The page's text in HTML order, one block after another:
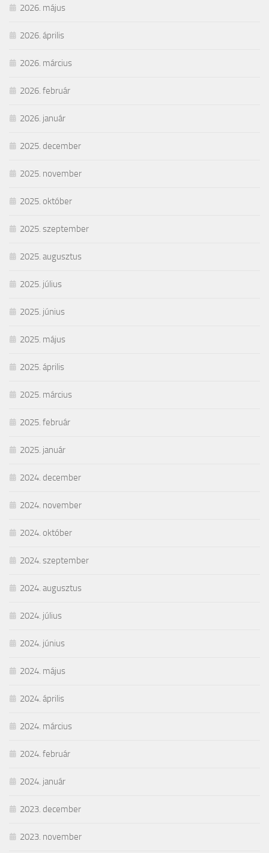
2026. május
2026. április
2026. március
2026. február
2026. január
2025. december
2025. november
2025. október
2025. szeptember
2025. augusztus
2025. július
2025. június
2025. május
2025. április
2025. március
2025. február
2025. január
2024. december
2024. november
2024. október
2024. szeptember
2024. augusztus
2024. július
2024. június
2024. május
2024. április
2024. március
2024. február
2024. január
2023. december
2023. november